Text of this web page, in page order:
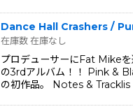
Dance Hall Crashers /
在庫数 在庫なし
プロデューサーにFat Mike
の3rdアルバム！！ Pink &
の初作品。 Notes & Tracklis